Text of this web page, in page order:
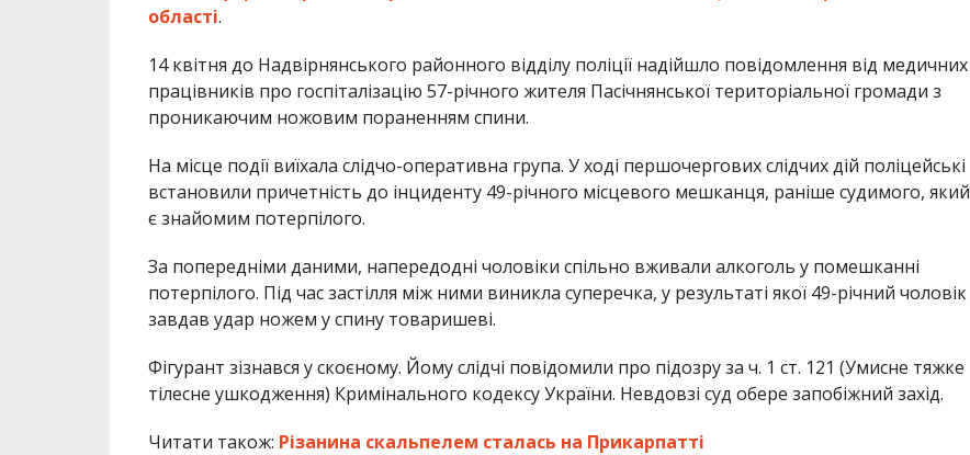
області.
14 квітня до Надвірнянського районного відділу поліції надійшло повідомлення від медичних
працівників про госпіталізацію 57-річного жителя Пасічнянської територіальної громади з
проникаючим ножовим пораненням спини.
На місце події виїхала слідчо-оперативна група. У ході першочергових слідчих дій поліцейські
встановили причетність до інциденту 49-річного місцевого мешканця, раніше судимого, який
є знайомим потерпілого.
За попередніми даними, напередодні чоловіки спільно вживали алкоголь у помешканні
потерпілого. Під час застілля між ними виникла суперечка, у результаті якої 49-річний чоловік
завдав удар ножем у спину товаришеві.
Фігурант зізнався у скоєному. Йому слідчі повідомили про підозру за ч. 1 ст. 121 (Умисне тяжке
тілесне ушкодження) Кримінального кодексу України. Невдовзі суд обере запобіжний захід.
Читати також: Різанина скальпелем сталась на Прикарпатті